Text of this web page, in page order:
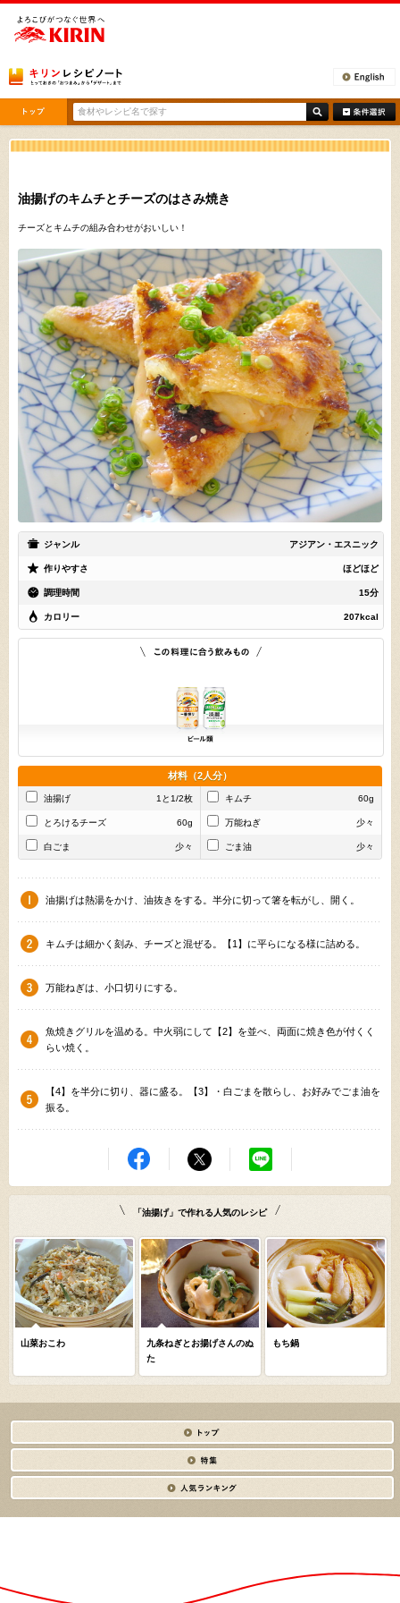
油揚げのキムチとチーズのはさみ焼き
チーズとキムチの組み合わせがおいしい！
ジャンル アジアン・エスニック
作りやすさ ほどほど
調理時間 15分
カロリー 207kcal
材料（2人分）
油揚げ 1と1/2枚 キムチ 60g
とろけるチーズ 60g 万能ねぎ 少々
白ごま 少々 ごま油 少々
油揚げは熱湯をかけ、油抜きをする。半分に切って箸を転がし、開く。
キムチは細かく刻み、チーズと混ぜる。【1】に平らになる様に詰める。
万能ねぎは、小口切りにする。
魚焼きグリルを温める。中火弱にして【2】を並べ、両面に焼き色が付くく
らい焼く。
【4】を半分に切り、器に盛る。【3】・白ごまを散らし、お好みでごま油を
振る。
「油揚げ」で作れる人気のレシピ
山菜おこわ
九条ねぎとお揚げさんのぬ
た
もち鍋